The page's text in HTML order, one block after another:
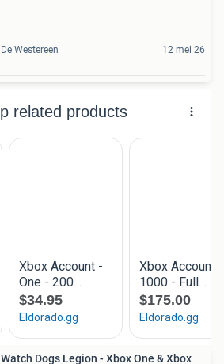
De Westereen 12 mei 26
Watch Dogs Legion - Xbox One & Xbox